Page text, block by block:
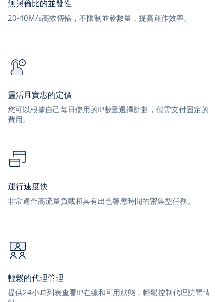
無與倫比的並發性
20-40M/s高效傳輸，不限制並發數量，提高運作效率。
靈活且實惠的定價
您可以根據自己每日使用的IP數量選擇計劃，僅需支付固定的
費用。
運行速度快
非常適合高流量負載和具有出色響應時間的密集型任務。
輕鬆的代理管理
提供24小時列表查看IP在線和可用狀態，輕鬆控制代理訪問情